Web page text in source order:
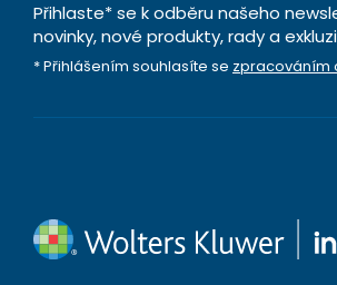
Přihlaste* se k odběru našeho
novinky, nové produkty, rady a
* Přihlášením souhlasíte se zpracováním